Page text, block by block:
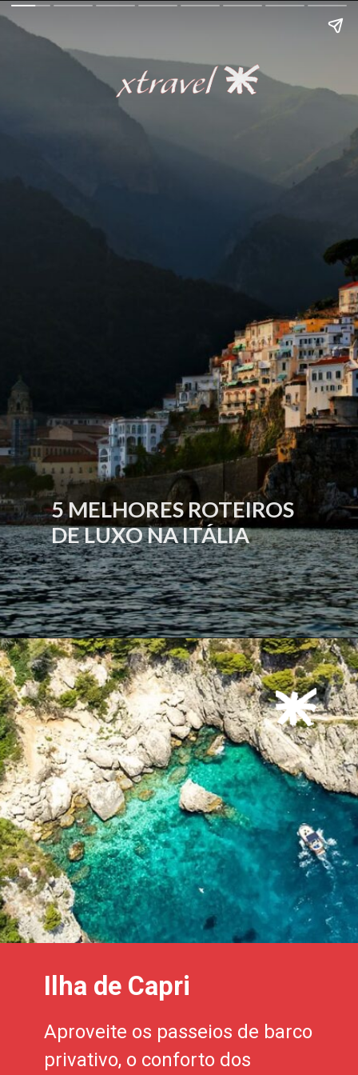
5 MELHORES ROTEIROS
DE LUXO NA ITÁLIA
Aproveite os passeios de barco
privativo, o conforto dos
Ilha de Capri